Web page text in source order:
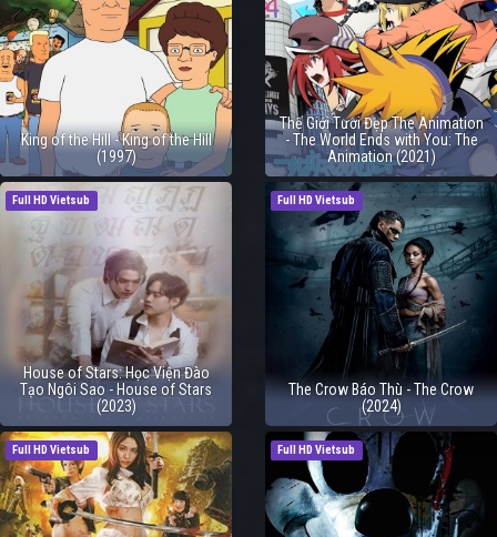
King of the Hill - King of the Hill
(1997)
Thế Giới Tươi Đẹp The Animation
- The World Ends with You: The
Animation (2021)
Full HD Vietsub
House of Stars: Học Viện Đào
Tạo Ngôi Sao - House of Stars
(2023)
Full HD Vietsub
The Crow Báo Thù - The Crow
(2024)
Full HD Vietsub Full HD Vietsub